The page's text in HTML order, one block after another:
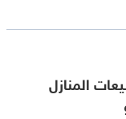
المنازل